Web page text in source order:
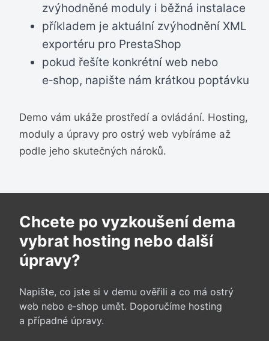
zvýhodněné moduly i běžná instalace
příkladem je aktuální zvýhodnění XML
exportéru pro PrestaShop
pokud řešíte konkrétní web nebo
e‑shop, napište nám krátkou poptávku
Demo vám ukáže prostředí a ovládání. Hosting,
moduly a úpravy pro ostrý web vybíráme až
podle jeho skutečných nároků.
Chcete po vyzkoušení dema
vybrat hosting nebo další
úpravy?
Napište, co jste si v demu ověřili a co má ostrý
web nebo e‑shop umět. Doporučíme hosting
a případné úpravy.